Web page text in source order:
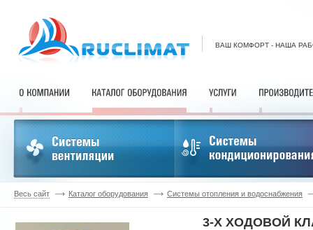
ВАШ КОМФОРТ - НАША
Весь сайт Каталог оборудования Системы отопления и водоснабжения
3-Х ХОДОВОЙ